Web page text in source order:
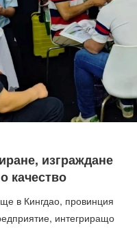
изграждане
качество
в Кингдао, провинция
интегриращо